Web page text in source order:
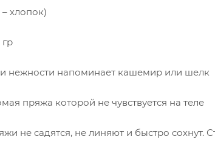
– хлопок)
нежности напоминает кашемир или шелк
пряжа которой не чувствуется на теле
не садятся, не линяют и быстро сохнут.